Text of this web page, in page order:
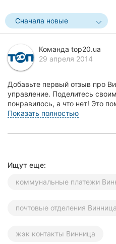
Николаев
Полтава
Чернигов
Черкассы
Ивано-
Франковск
Сначала новые
Команда top20.ua
29 апреля 2014
Добавьте первый отзыв про
управление. Поделитесь
понравилось, а что нет! Это
Винницы...
Показать полностью
Ищут еще:
коммунальные платежи
почтовые отделения Винница
жэк контакты Винница